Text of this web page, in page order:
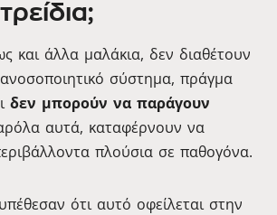
και άλλα μαλάκια, δεν διαθέτουν
σύστημα, πράγμα
δεν μπορούν να παράγουν
αυτά, καταφέρνουν να
πλούσια σε παθογόνα.
ότι αυτό οφείλεται στην